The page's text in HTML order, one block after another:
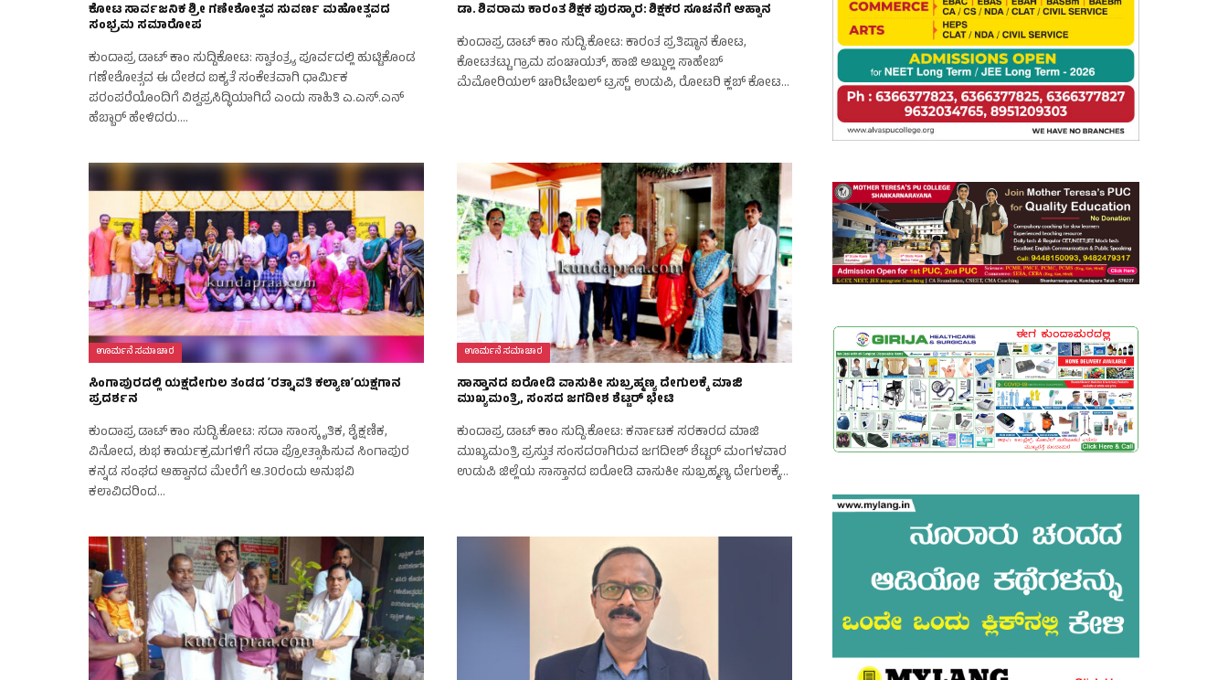
ಕೋಟ ಸಾರ್ವಜನಿಕ ಶ್ರೀ ಗಣೇಶೋತ್ಸವ ಸುವರ್ಣ ಮಹೋತ್ಸವದ
ಸಂಭ್ರಮ ಸಮಾರೋಪ
ಕುಂದಾಪ್ರ ಡಾಟ್‌ ಕಾಂ ಸುದ್ದಿಕೋಟ: ಸ್ವಾತಂತ್ರ್ಯ ಪೂರ್ವದಲ್ಲಿ ಹುಟ್ಟಿಕೊಂಡ
ಗಣೇಶೋತ್ಸವ ಈ ದೇಶದ ಐಕ್ಯತೆ ಸಂಕೇತವಾಗಿ ಧಾರ್ಮಿಕ
ಪರಂಪರೆಯೊಂದಿಗೆ ವಿಶ್ವಪ್ರಸಿದ್ಧಿಯಾಗಿದೆ ಎಂದು ಸಾಹಿತಿ ಎ.ಎಸ್.ಎನ್
ಹೆಬ್ಬಾರ್ ಹೇಳಿದರು.…
ಡಾ. ಶಿವರಾಮ ಕಾರಂತ ಶಿಕ್ಷಕ ಪುರಸ್ಕಾರ: ಶಿಕ್ಷಕರ ಸೂಚನೆಗೆ ಆಹ್ವಾನ
ಕುಂದಾಪ್ರ ಡಾಟ್‌ ಕಾಂ ಸುದ್ದಿ.ಕೋಟ: ಕಾರಂತ ಪ್ರತಿಷ್ಠಾನ ಕೋಟ,
ಕೋಟತಟ್ಟು ಗ್ರಾಮ ಪಂಚಾಯತ್, ಹಾಜಿ ಅಬ್ದುಲ್ಲ ಸಾಹೇಬ್
ಮೆಮೋರಿಯಲ್ ಚಾರಿಟೇಬಲ್ ಟ್ರಸ್ಟ್ ಉಡುಪಿ, ರೋಟರಿ ಕ್ಲಬ್ ಕೋಟ…
ಊರ್ಮನೆ ಸಮಾಚಾರ
ಸಿಂಗಾಪುರದಲ್ಲಿ ಯಕ್ಷದೇಗುಲ ತಂಡದ ʼರತ್ನಾವತಿ ಕಲ್ಯಾಣʼಯಕ್ಷಗಾನ
ಪ್ರದರ್ಶನ
ಕುಂದಾಪ್ರ ಡಾಟ್‌ ಕಾಂ ಸುದ್ದಿ.ಕೋಟ: ಸದಾ ಸಾಂಸ್ಕೃತಿಕ, ಶೈಕ್ಷಣಿಕ,
ವಿನೋದ, ಶುಭ ಕಾರ್ಯಕ್ರಮಗಳಿಗೆ ಸದಾ ಪ್ರೋತ್ಸಾಹಿಸುವ ಸಿಂಗಾಪುರ
ಕನ್ನಡ ಸಂಘದ ಆಹ್ವಾನದ ಮೇರೆಗೆ ಆ.30ರಂದು ಅನುಭವಿ
ಕಲಾವಿದರಿಂದ…
ಊರ್ಮನೆ ಸಮಾಚಾರ
ಸಾಸ್ತಾನದ ಐರೋಡಿ ವಾಸುಕೀ ಸುಬ್ರಹ್ಮಣ್ಯ ದೇಗುಲಕ್ಕೆ ಮಾಜಿ
ಮುಖ್ಯಮಂತ್ರಿ, ಸಂಸದ ಜಗದೀಶ ಶೆಟ್ಟರ್ ಭೇಟಿ
ಕುಂದಾಪ್ರ ಡಾಟ್‌ ಕಾಂ ಸುದ್ದಿ.ಕೋಟ: ಕರ್ನಾಟಕ ಸರಕಾರದ ಮಾಜಿ
ಮುಖ್ಯಮಂತ್ರಿ ಪ್ರಸ್ತುತ ಸಂಸದರಾಗಿರುವ ಜಗದೀಶ್ ಶೆಟ್ಟರ್ ಮಂಗಳವಾರ
ಉಡುಪಿ ಜಿಲ್ಲೆಯ ಸಾಸ್ತಾನದ ಐರೋಡಿ ವಾಸುಕೀ ಸುಬ್ರಹ್ಮಣ್ಯ ದೇಗುಲಕ್ಕೆ…